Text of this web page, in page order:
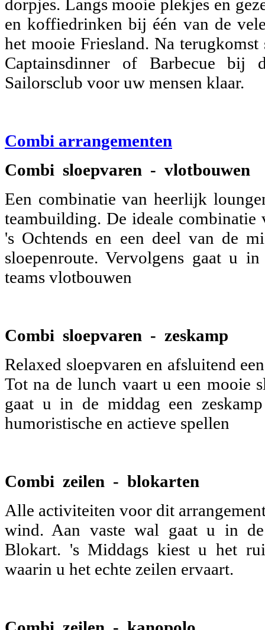
dorpjes. Langs mooie plekjes en
en koffiedrinken bij één van de
het mooie Friesland. Na terugkomst
Captainsdinner of Barbecue
Sailorsclub voor uw mensen klaar.
Combi arrangementen
Combi sloepvaren - vlotbouwen
Een combinatie van heerlijk
teambuilding. De ideale combinatie
's Ochtends en een deel van de
sloepenroute. Vervolgens gaat u
teams vlotbouwen
Combi sloepvaren - zeskamp
Relaxed sloepvaren en afsluitend
Tot na de lunch vaart u een mooie
gaat u in de middag een
humoristische en actieve spellen
Combi zeilen - blokarten
Alle activiteiten voor dit
wind. Aan vaste wal gaat u in
Blokart. 's Middags kiest u het
waarin u het echte zeilen ervaart.